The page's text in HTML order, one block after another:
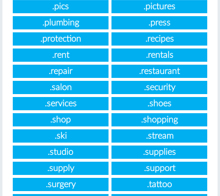
.pics
.pictures
.plumbing
.press
.protection
.recipes
.rent
.rentals
.repair
.restaurant
.salon
.security
.services
.shoes
.shop
.shopping
.ski
.stream
.studio
.supplies
.supply
.support
.surgery
.tattoo